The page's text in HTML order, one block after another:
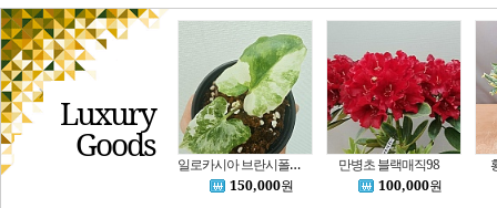
Luxury
Goods
일로카시아 브란시폴리아 화이트 바리에가타 동일품배송
150,000원
만병초 블랙매직98
100,000원